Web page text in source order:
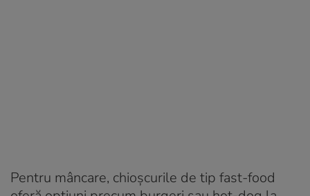
Pentru mâncare, chioșcurile de tip fast-food